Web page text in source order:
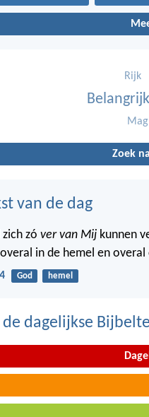
Rijk
Belangrijk
Mag
Zoek
van de dag
zó ver van Mij kunnen
in de hemel en
God hemel
dagelijkse